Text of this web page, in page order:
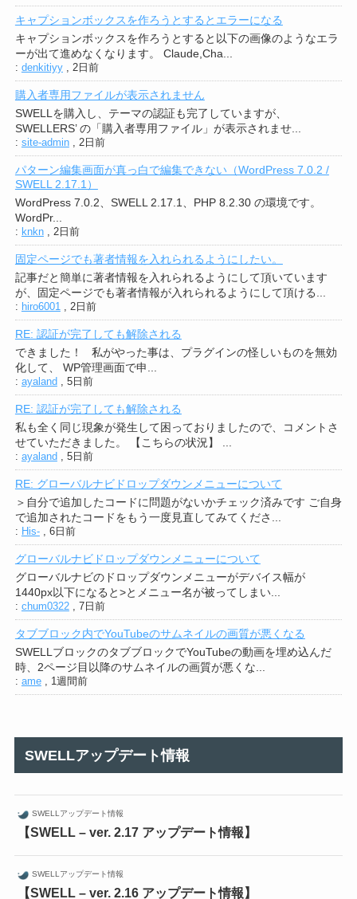
キャプションボックスを作ろうとするとエラーになる
キャプションボックスを作ろうとすると以下の画像のようなエラ
ーが出て進めなくなります。 Claude,Cha...
: denkitiyy, 2日前
購入者専用ファイルが表示されません
SWELLを購入し、テーマの認証も完了していますが、
SWELLERS’ の「購入者専用ファイル」が表示されませ...
: site-admin, 2日前
パターン編集画面が真っ白で編集できない（WordPress 7.0.2 /
SWELL 2.17.1）
WordPress 7.0.2、SWELL 2.17.1、PHP 8.2.30 の環境です。
WordPr...
: knkn, 2日前
固定ページでも著者情報を入れられるようにしたい。
記事だと簡単に著者情報を入れられるようにして頂いています
が、固定ページでも著者情報が入れられるようにして頂ける...
: hiro6001, 2日前
RE: 認証が完了しても解除される
できました！ 私がやった事は、プラグインの怪しいものを無効
化して、 WP管理画面で申...
: ayaland , 5日前
RE: 認証が完了しても解除される
私も全く同じ現象が発生して困っておりましたので、コメントさ
せていただきました。 【こちらの状況】 ...
: ayaland , 5日前
RE: グローバルナビドロップダウンメニューについて
＞自分で追加したコードに問題がないかチェック済みです ご自身
で追加されたコードをもう一度見直してみてくださ...
: His-, 6日前
グローバルナビドロップダウンメニューについて
グローバルナビのドロップダウンメニューがデバイス幅が
1440px以下になると>とメニュー名が被ってしまい...
: chum0322, 7日前
タブブロック内でYouTubeのサムネイルの画質が悪くなる
SWELLブロックのタブブロックでYouTubeの動画を埋め込んだ
時、2ページ目以降のサムネイルの画質が悪くな...
: ame, 1週間前
SWELLアップデート情報
SWELLアップデート情報
【SWELL – ver. 2.17 アップデート情報】
SWELLアップデート情報
【SWELL – ver. 2.16 アップデート情報】